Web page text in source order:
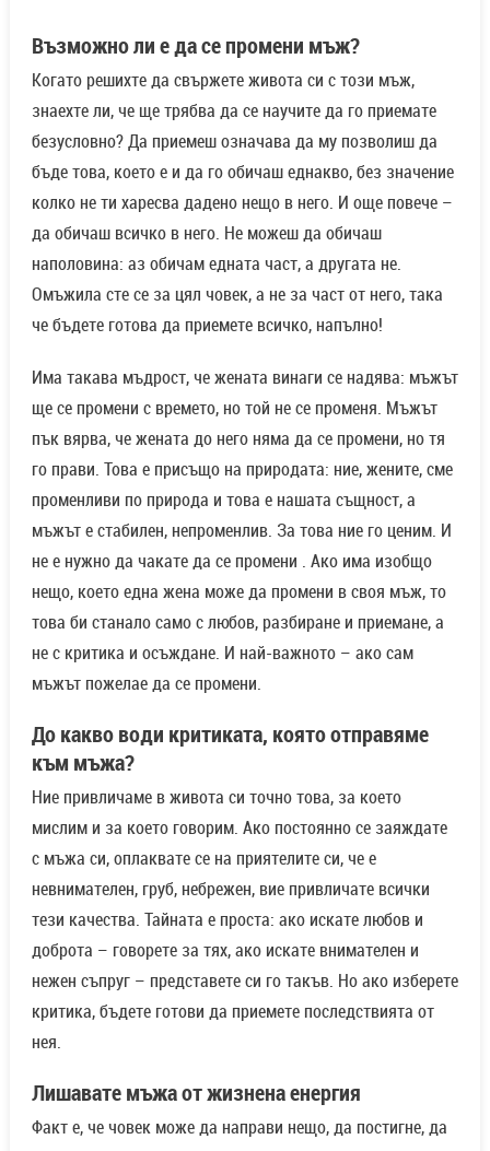
Възможно ли е да се промени мъж?
Когато решихте да свържете живота си с този мъж,
знаехте ли, че ще трябва да се научите да го приемате
безусловно? Да приемеш означава да му позволиш да
бъде това, което е и да го обичаш еднакво, без значение
колко не ти харесва дадено нещо в него. И още повече –
да обичаш всичко в него. Не можеш да обичаш
наполовина: аз обичам едната част, а другата не.
Омъжила сте се за цял човек, а не за част от него, така
че бъдете готова да приемете всичко, напълно!
Има такава мъдрост, че жената винаги се надява: мъжът
ще се промени с времето, но той не се променя. Мъжът
пък вярва, че жената до него няма да се промени, но тя
го прави. Това е присъщо на природата: ние, жените, сме
променливи по природа и това е нашата същност, а
мъжът е стабилен, непроменлив. За това ние го ценим. И
не е нужно да чакате да се промени . Ако има изобщо
нещо, което една жена може да промени в своя мъж, то
това би станало само с любов, разбиране и приемане, а
не с критика и осъждане. И най-важното – ако сам
мъжът пожелае да се промени.
До какво води критиката, която отправяме
към мъжа?
Ние привличаме в живота си точно това, за което
мислим и за което говорим. Ако постоянно се заяждате
с мъжа си, оплаквате се на приятелите си, че е
невнимателен, груб, небрежен, вие привличате всички
тези качества. Тайната е проста: ако искате любов и
доброта – говорете за тях, ако искате внимателен и
нежен съпруг – представете си го такъв. Но ако изберете
критика, бъдете готови да приемете последствията от
нея.
Лишавате мъжа от жизнена енергия
Факт е, че човек може да направи нещо, да постигне, да